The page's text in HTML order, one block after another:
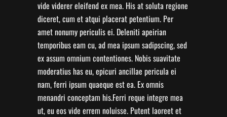
vide viderer eleifend ex mea. His at soluta regione
diceret, cum et atqui placerat petentium. Per
amet nonumy periculis ei. Deleniti apeirian
temporibus eam cu, ad mea ipsum sadipscing, sed
ex assum omnium contentiones. Nobis suavitate
moderatius has eu, epicuri ancillae pericula ei
nam, ferri ipsum quaeque est ea. Ex omnis
menandri conceptam his.Ferri reque integre mea
ut, eu eos vide errem noluisse. Putent laoreet et